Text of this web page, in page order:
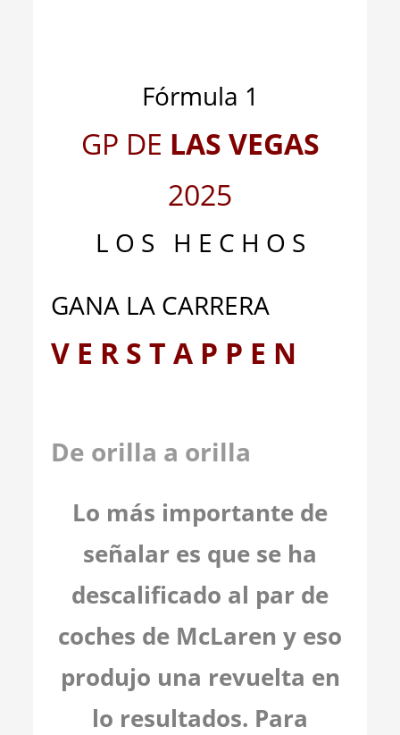
Fórmula 1
GP DE LAS VEGAS
2025
L O S H E C H O S
GANA LA CARRERA
V E R S T A P P E N
De orilla a orilla
Lo más importante de
señalar es que se ha
descalificado al par de
coches de McLaren y eso
produjo una revuelta en
lo resultados. Para